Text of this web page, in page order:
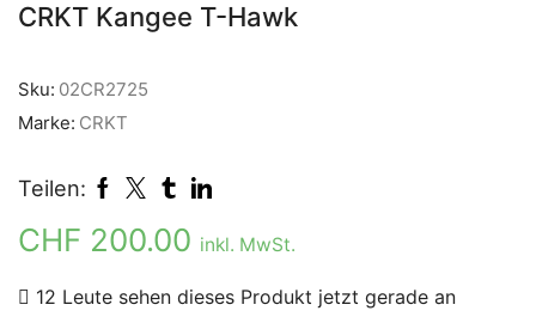
CRKT Kangee T-Hawk
Sku: 02CR2725
Marke: CRKT
Teilen:
CHF 200.00 inkl. MwSt.
12 Leute sehen dieses Produkt jetzt gerade an